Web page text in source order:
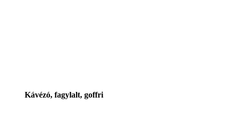
Kávézó, fagylalt, goffri